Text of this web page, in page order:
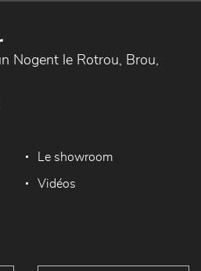
Nogent le Rotrou, Brou,
Le showroom
Vidéos